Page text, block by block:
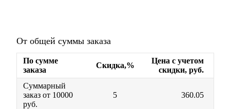
От общей суммы заказа
По сумме
заказа
Скидка,%
Цена с учетом
скидки, руб.
Суммарный
заказ от 10000
руб.
5 360.05